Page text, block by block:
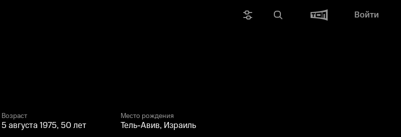
Войти
Возраст
5 августа 1975, 50 лет
Место рождения
Тель-Авив, Израиль